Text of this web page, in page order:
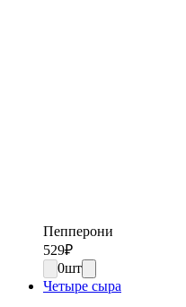
Пепперони
529₽
0шт
Четыре сыра